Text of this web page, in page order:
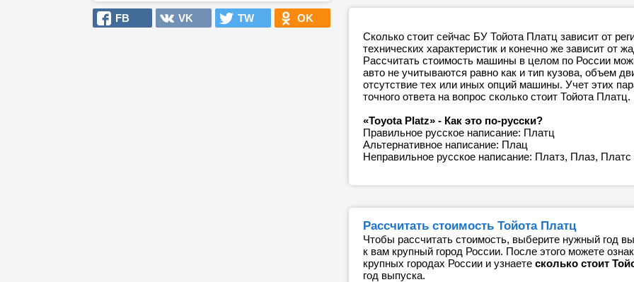
FB VK TW OK
Сколько стоит сейчас БУ Тойота Платц зависит от
технических характеристик и конечно же зависит от
Рассчитать стоимость машины в целом по России
авто не учитываются равно как и тип кузова, объем
отсутствие тех или иных опций машины. Учет этих
точного ответа на вопрос сколько стоит Тойота Платц.
«Toyota Platz» - Как это по-русски?
Правильное русское написание: Платц
Альтернативное написание: Плац
Неправильное русское написание: Платз, Плаз, Платс
Рассчитать стоимость Тойота Платц
Чтобы рассчитать стоимость, выберите нужный год
к вам крупный город России. После этого можете
крупных городах России и узнаете сколько стоит
год выпуска.